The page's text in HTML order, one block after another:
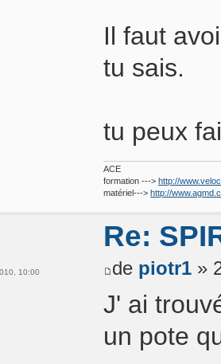
Il faut
tu sais.
tu peux
ACE
formation ---> http://
matériel---> http://
10:00
Re:
de piotr1 »
J' ai
un pote